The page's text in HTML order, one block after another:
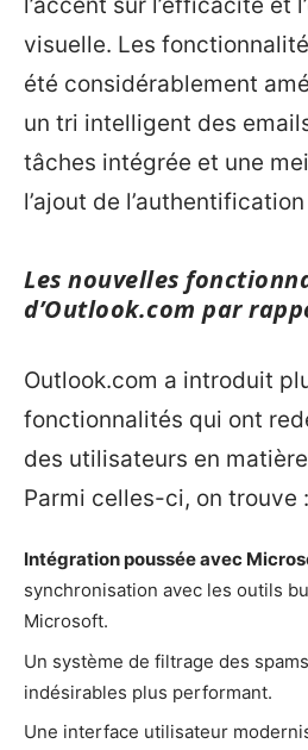
visuelle. Les
été considérablement
un tri intelligent des
tâches intégrée et une
l’ajout de
Les nouvelles
d’Outlook.com par
Outlook.com a introduit
fonctionnalités qui ont
des utilisateurs en
Parmi celles-ci, on trouve :
Intégration poussée avec
synchronisation avec les outils
Microsoft.
Un système de filtrage des
indésirables plus performant.
Une interface utilisateur